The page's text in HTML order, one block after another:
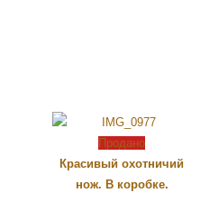
Продано
Красивый охотничий
нож. В коробке.